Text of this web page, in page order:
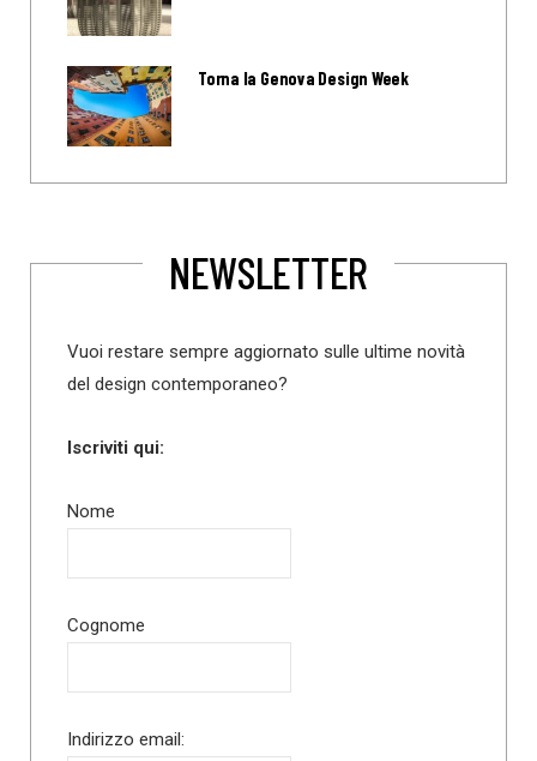
Torna la Genova Design Week
NEWSLETTER
Vuoi restare sempre aggiornato sulle ultime novità
del design contemporaneo?
Iscriviti qui:
Nome
Cognome
Indirizzo email: